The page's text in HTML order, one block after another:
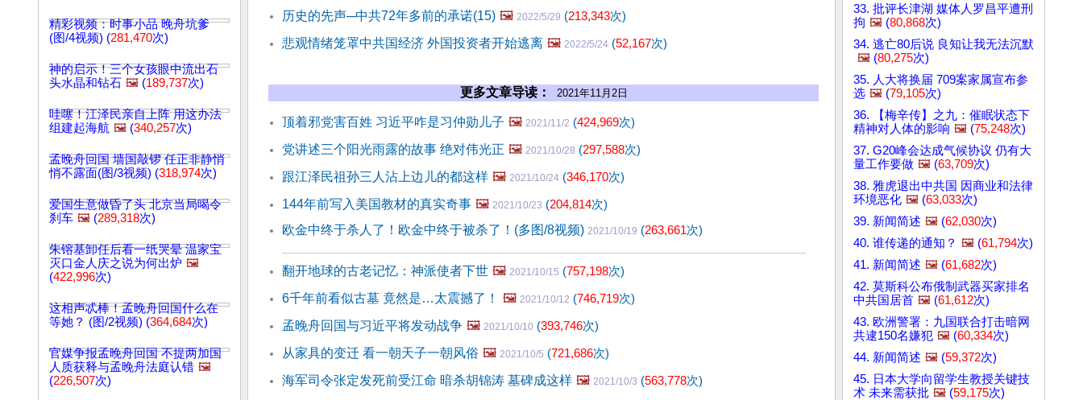
精彩视频：时事小品 晚舟坑爹
(图/4视频) (281,470次)
神的启示！三个女孩眼中流出石
头水晶和钻石 🖼️ (189,737次)
哇噻！江泽民亲自上阵 用这办法
组建起海航 🖼️ (340,257次)
孟晚舟回国 墙国敲锣 任正非静悄
悄不露面(图/3视频) (318,974次)
爱国生意做昏了头 北京当局喝令
刹车 🖼️ (289,318次)
朱镕基卸任后看一纸哭晕 温家宝
灭口金人庆之说为何出炉 🖼️
(422,996次)
这相声忒棒！孟晚舟回国什么在
等她？ (图/2视频) (364,684次)
官媒争报孟晚舟回国 不提两加国
人质获释与孟晚舟法庭认错 🖼️
(226,507次)
历史的先声─中共72年多前的承诺(15) 🖼️ 2022/5/29 (213,343次)
悲观情绪笼罩中共国经济 外国投资者开始逃离 🖼️ 2022/5/24 (52,167次)
更多文章导读： 2021年11月2日
顶着邪党害百姓 习近平咋是习仲勋儿子 🖼️ 2021/11/2 (424,969次)
党讲述三个阳光雨露的故事 绝对伟光正 🖼️ 2021/10/28 (297,588次)
跟江泽民祖孙三人沾上边儿的都这样 🖼️ 2021/10/24 (346,170次)
144年前写入美国教材的真实奇事 🖼️ 2021/10/23 (204,814次)
欧金中终于杀人了！欧金中终于被杀了！(多图/8视频) 2021/10/19 (263,661次)
翻开地球的古老记忆：神派使者下世 🖼️ 2021/10/15 (757,198次)
6千年前看似古墓 竟然是…太震撼了！
🖼️ 2021/10/12 (746,719次)
孟晚舟回国与习近平将发动战争 🖼️ 2021/10/10 (393,746次)
从家具的变迁 看一朝天子一朝风俗 🖼️ 2021/10/5 (721,686次)
海军司令张定发死前受江命 暗杀胡锦涛 墓碑成这样 🖼️ 2021/10/3 (563,778次)
33. 批评长津湖 媒体人罗昌平遭刑
拘 🖼️ (80,868次)
34. 逃亡80后说 良知让我无法沉默
🖼️ (80,275次)
35. 人大将换届 709案家属宣布参
选 🖼️ (79,105次)
36. 【梅辛传】之九：催眠状态下
精神对人体的影响 🖼️ (75,248次)
37. G20峰会达成气候协议 仍有大
量工作要做 🖼️ (63,709次)
38. 雅虎退出中共国 因商业和法律
环境恶化 🖼️ (63,033次)
39. 新闻简述 🖼️ (62,030次)
40. 谁传递的通知？ 🖼️ (61,794次)
41. 新闻简述 🖼️ (61,682次)
42. 莫斯科公布俄制武器买家排名
中共国居首 🖼️ (61,612次)
43. 欧洲警署：九国联合打击暗网
共逮150名嫌犯 🖼️ (60,334次)
44. 新闻简述 🖼️ (59,372次)
45. 日本大学向留学生教授关键技
术 未来需获批 🖼️ (59,175次)